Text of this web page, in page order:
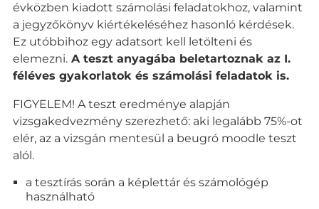
évközben kiadott számolási feladatokhoz, valamint
a jegyzőkönyv kiértékeléséhez hasonló kérdések.
Ez utóbbihoz egy adatsort kell letölteni és
elemezni. A teszt anyagába beletartoznak az I.
féléves gyakorlatok és számolási feladatok is.
FIGYELEM! A teszt eredménye alapján
vizsgakedvezmény szerezhető: aki legalább 75%-ot
elér, az a vizsgán mentesül a beugró moodle teszt
alól.
a tesztírás során a képlettár és számológép
használható